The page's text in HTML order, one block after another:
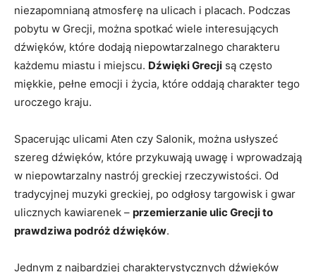
niezapomnianą atmosferę na ulicach i placach. Podczas
pobytu w Grecji,‌ można spotkać wiele ⁢interesujących
dźwięków, które dodają niepowtarzalnego charakteru
każdemu miastu i miejscu. Dźwięki Grecji są często
miękkie, pełne emocji i życia, które oddają charakter tego
uroczego kraju.
Spacerując ulicami Aten czy Salonik, można usłyszeć
szereg dźwięków, które przykuwają uwagę i wprowadzają
w​ niepowtarzalny nastrój greckiej rzeczywistości. Od
tradycyjnej muzyki greckiej, po odgłosy targowisk i gwar
ulicznych kawiarenek – przemierzanie ulic⁣ Grecji to
prawdziwa podróż dźwięków.
Jednym z najbardziej charakterystycznych dźwięków